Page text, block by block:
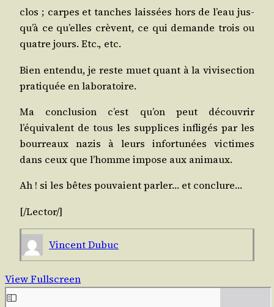
clos ; carpes et tanches lais­sées hors de l’eau jus­
qu’à ce qu’elles crèvent, ce qui demande trois ou
quatre jours. Etc., etc.
Bien enten­du, je reste muet quant à la vivi­sec­tion
pra­ti­quée en laboratoire.
Ma conclu­sion c’est qu’on peut décou­vrir
l’équivalent de tous les sup­plices infli­gés par les
bour­reaux nazis à leurs infor­tu­nées vic­times
dans ceux que l’homme impose aux animaux.
Ah ! si les bêtes pou­vaient par­ler… et conclure…
[/​Lec­tor/​]
Vincent Dubuc
View Fullscreen